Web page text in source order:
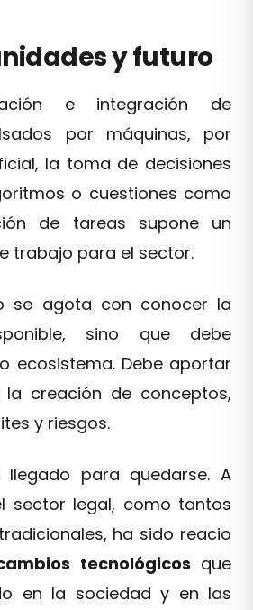
y futuro
e integración de
por máquinas, por
la toma de decisiones
o cuestiones como
de tareas supone un
trabajo para el sector.
se agota con conocer la
sino que debe
ecosistema. Debe aportar
creación de conceptos,
y riesgos.
llegado para quedarse. A
sector legal, como tantos
ha sido reacio
tecnológicos que
en la sociedad y en las